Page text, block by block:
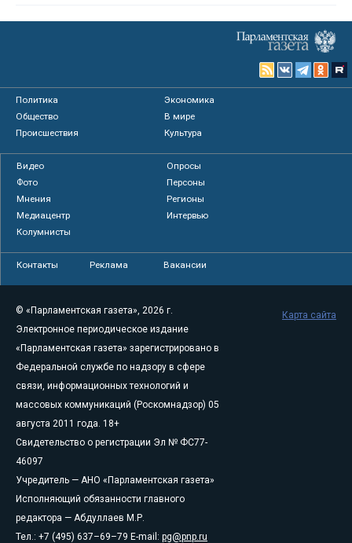
Политика
Экономика
Общество
В мире
Происшествия
Культура
Видео
Опросы
Фото
Персоны
Мнения
Регионы
Медиацентр
Интервью
Колумнисты
Контакты Реклама Вакансии
© «Парламентская газета», 2026 г.
Электронное периодическое издание
«Парламентская газета» зарегистрировано в
Федеральной службе по надзору в сфере
связи, информационных технологий и
массовых коммуникаций (Роскомнадзор) 05
августа 2011 года. 18+
Свидетельство о регистрации Эл № ФС77-
46097
Учредитель — АНО «Парламентская газета»
Исполняющий обязанности главного
редактора — Абдуллаев М.Р.
Тел.: +7 (495) 637–69–79 E-mail: pg@pnp.ru
Карта сайта